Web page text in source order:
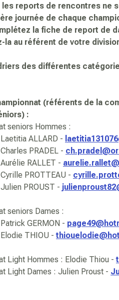
reports de rencontres ne
journée de chaque
la fiche de report de
la au référent de votre
des différentes
(référents de la
:
seniors Hommes :
ALLARD -
PRADEL -
RALLET -
PROTTEAU -
PROUST -
seniors Dames :
GERMON -
THIOU -
Light Hommes : Elodie Thiou -
Light Dames : Julien Proust -